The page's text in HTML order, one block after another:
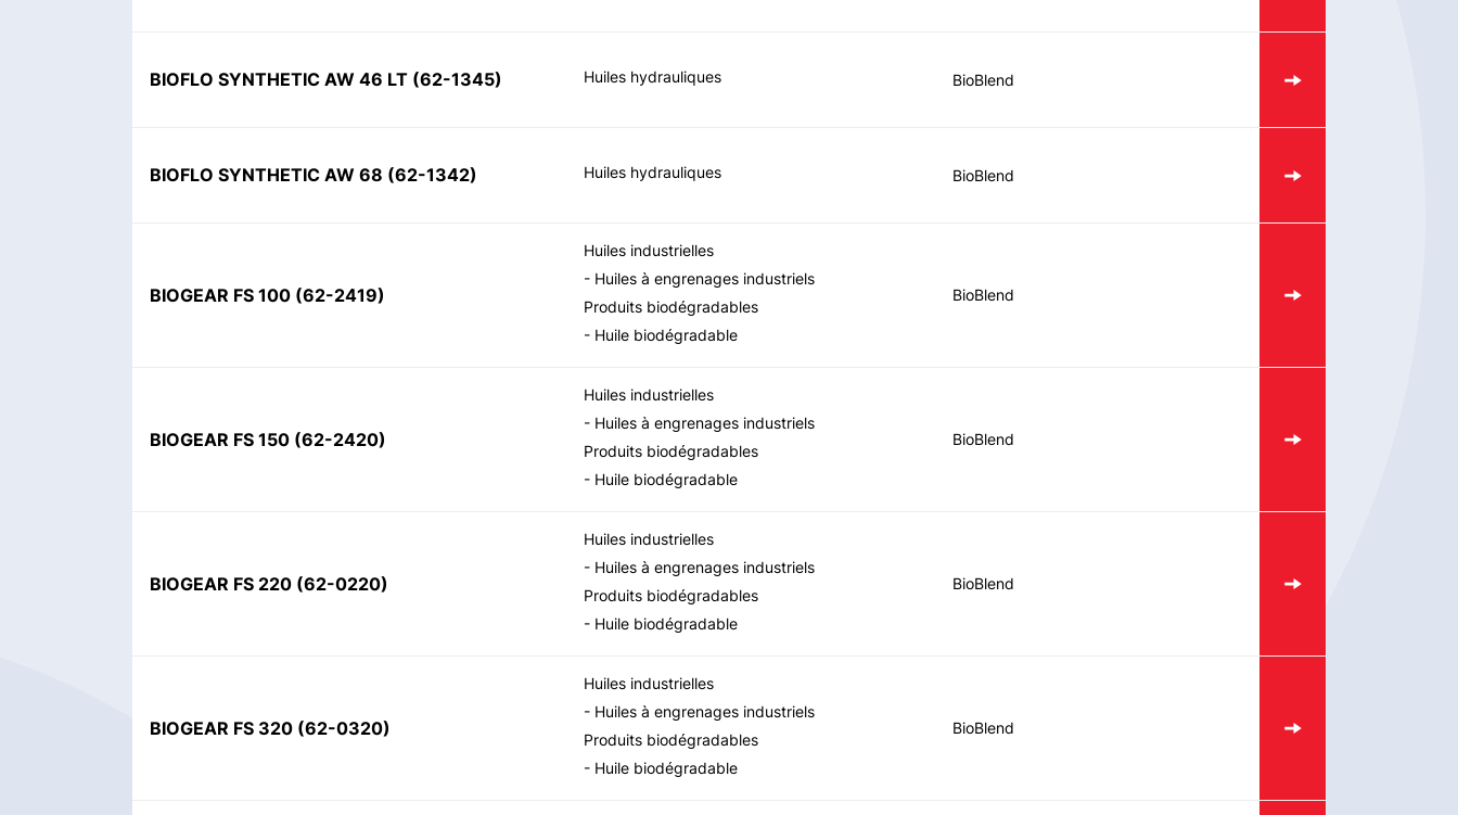
BIOFLO SYNTHETIC AW 46 LT (62-1345) Huiles hydrauliques BioBlend
BIOFLO SYNTHETIC AW 68 (62-1342) Huiles hydrauliques BioBlend
BIOGEAR FS 100 (62-2419)
Huiles industrielles
- Huiles à engrenages industriels
Produits biodégradables
- Huile biodégradable
BioBlend
BIOGEAR FS 150 (62-2420)
Huiles industrielles
- Huiles à engrenages industriels
Produits biodégradables
- Huile biodégradable
BioBlend
BIOGEAR FS 220 (62-0220)
Huiles industrielles
- Huiles à engrenages industriels
Produits biodégradables
- Huile biodégradable
BioBlend
BIOGEAR FS 320 (62-0320)
Huiles industrielles
- Huiles à engrenages industriels
Produits biodégradables
- Huile biodégradable
BioBlend